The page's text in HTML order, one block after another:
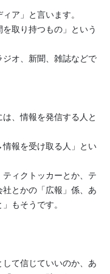
ア」と言います。
取り持つもの」
という
オ、新聞、 雑誌などで
は、情報を発信する人と
報を受け取る人」
とい
ィクトッカーとか、 テ
とかの「広報」係、 あ
もそうです。
て信じていいのか、 あ